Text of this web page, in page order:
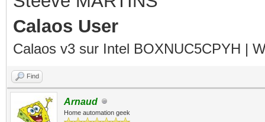
Calaos User
Calaos v3 sur Intel BOXNUC5CPYH |
Find
Arnaud
Home automation geek